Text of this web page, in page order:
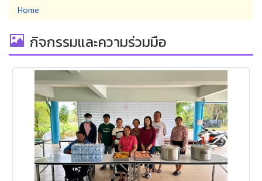
You
are
here
Home
กิจกรรมและความร่วมมือ